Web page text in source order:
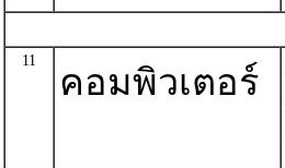
11
คอมพิวเตอร์